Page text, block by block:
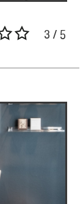
3 / 5